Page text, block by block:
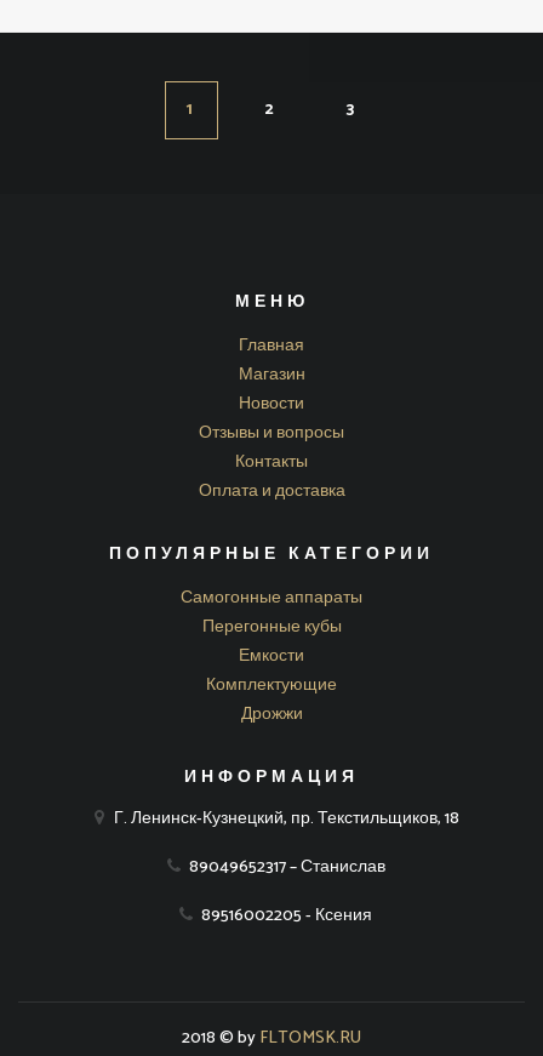
1 2 3
МЕНЮ
Главная
Магазин
Новости
Отзывы и вопросы
Контакты
Оплата и доставка
ПОПУЛЯРНЫЕ КАТЕГОРИИ
Самогонные аппараты
Перегонные кубы
Емкости
Комплектующие
Дрожжи
ИНФОРМАЦИЯ
Г. Ленинск-Кузнецкий, пр. Текстильщиков, 18
89049652317 – Станислав
89516002205 - Ксения
2018 © byFLTOMSK.RU